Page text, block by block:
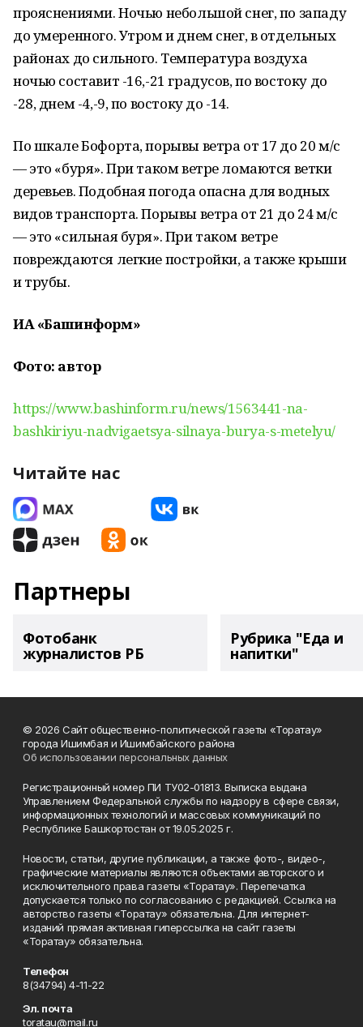
прояснениями. Ночью небольшой снег, по западу
до умеренного. Утром и днем снег, в отдельных
районах до сильного. Температура воздуха
ночью составит -16,-21 градусов, по востоку до
-28, днем -4,-9, по востоку до -14.
По шкале Бофорта, порывы ветра от 17 до 20 м/с
— это «буря». При таком ветре ломаются ветки
деревьев. Подобная погода опасна для водных
видов транспорта. Порывы ветра от 21 до 24 м/с
— это «сильная буря». При таком ветре
повреждаются легкие постройки, а также крыши
и трубы.
ИА «Башинформ»
Фото: автор
https://www.bashinform.ru/news/1563441-na-
bashkiriyu-nadvigaetsya-silnaya-burya-s-metelyu/
Читайте нас
Партнеры
Фотобанк
журналистов РБ
Рубрика "Еда и
напитки"
© 2026 Сайт общественно-политической газеты «Торатау»
города Ишимбая и Ишимбайского района
Об использовании персональных данных
Регистрационный номер ПИ ТУ02-01813. Выписка выдана
Управлением Федеральной службы по надзору в сфере связи,
информационных технологий и массовых коммуникаций по
Республике Башкортостан от 19.05.2025 г.
Новости, статьи, другие публикации, а также фото-, видео-,
графические материалы являются объектами авторского и
исключительного права газеты «Торатау». Перепечатка
допускается только по согласованию с редакцией. Ссылка на
авторство газеты «Торатау» обязательна. Для интернет-
изданий прямая активная гиперссылка на сайт газеты
«Торатау» обязательна.
Телефон
8(34794) 4-11-22
Эл. почта
toratau@mail.ru